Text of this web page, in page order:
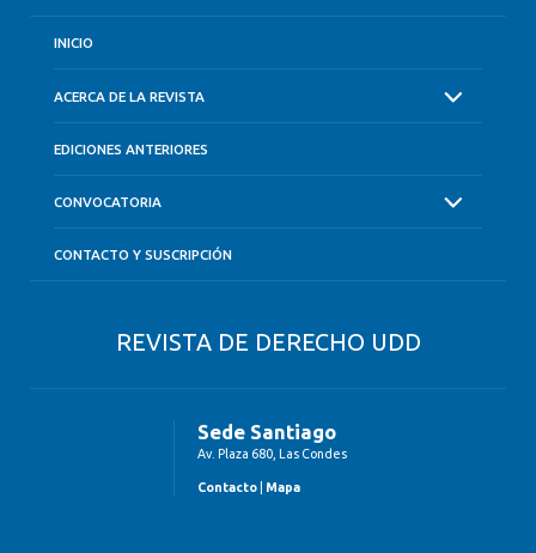
INICIO
ACERCA DE LA REVISTA
EDICIONES ANTERIORES
CONVOCATORIA
CONTACTO Y SUSCRIPCIÓN
REVISTA DE DERECHO UDD
Sede Santiago
Av. Plaza 680, Las Condes
Contacto Mapa